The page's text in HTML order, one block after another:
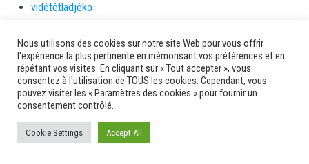
vidététladjéko
Viechere
vigilanceROUGE
Village artisanal
Village artisanal et commercial
ville de la trinité
villedelesansesdarlet
Nous utilisons des cookies sur notre site Web pour vous offrir
l'expérience la plus pertinente en mémorisant vos préférences et en
répétant vos visites. En cliquant sur « Tout accepter », vous
consentez à l'utilisation de TOUS les cookies. Cependant, vous
pouvez visiter les « Paramètres des cookies » pour fournir un
consentement contrôlé.
Cookie Settings Accept All